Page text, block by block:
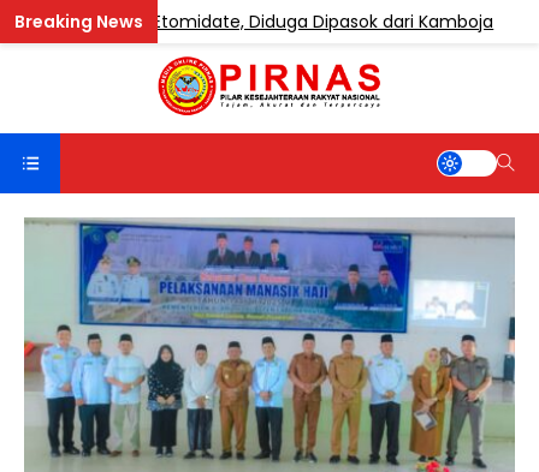
Etomidate, Diduga Dipasok dari Kamboja